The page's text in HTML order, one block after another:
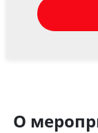
О